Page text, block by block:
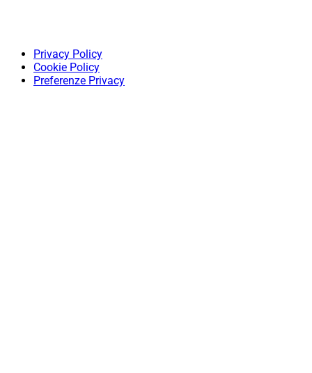
Privacy Policy
Cookie Policy
Preferenze Privacy